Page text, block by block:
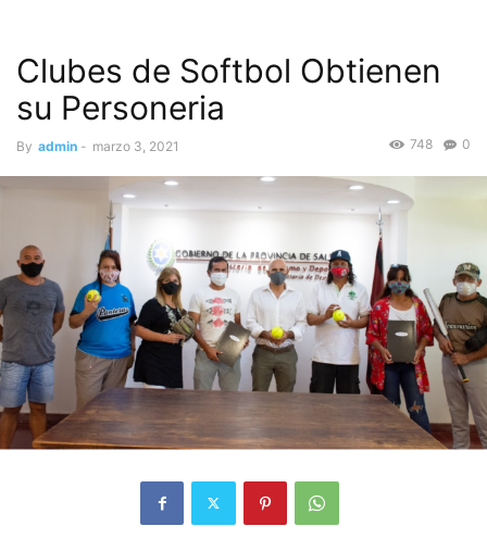
Clubes de Softbol Obtienen
su Personeria
By admin - marzo 3, 2021 0
748